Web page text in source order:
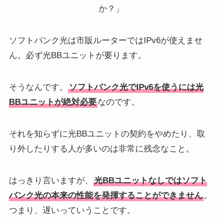
か？」
ソフトバンク光は市販ルーターではIPv6が使えませ
ん。必ず光BBユニットが要ります。
そうなんです。
ソフトバンク光でIPv6を使うには光
BBユニットが絶対必要なのです。
それを知らずに光BBユニットの契約をやめたり、取
り外したりする人が多いのは非常に残念なこと。
はっきり言いますが、
光BBユニットなしではソフト
バンク光の本来の性能を発揮することができません。
つまり、遅いっていうことです。